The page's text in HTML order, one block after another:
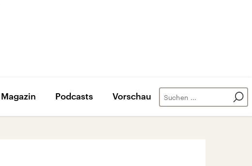
Magazin Podcasts Vorschau